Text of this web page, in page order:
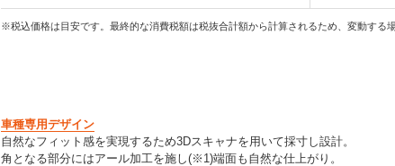
※税込価格は目安です。最終的な消費税額は税抜合計額から計算されるため、変動する場
車種専用デザイン
自然なフィット感を実現するため3Dスキャナを用いて採寸し設計。
角となる部分にはアール加工を施し(※1)端面も自然な仕上がり。